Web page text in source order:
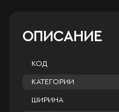
ОПИСАНИЕ
КОД
КАТЕГОРИИ
ШИРИНА